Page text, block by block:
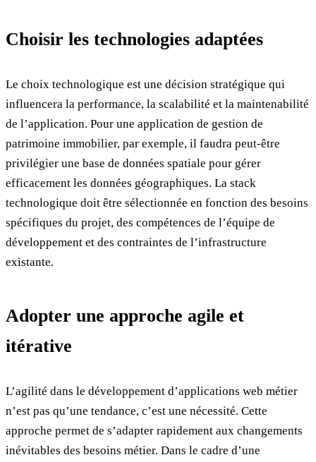
Choisir les technologies adaptées
Le choix technologique est une décision stratégique qui
influencera la performance, la scalabilité et la maintenabilité
de l’application. Pour une application de gestion de
patrimoine immobilier, par exemple, il faudra peut-être
privilégier une base de données spatiale pour gérer
efficacement les données géographiques. La stack
technologique doit être sélectionnée en fonction des besoins
spécifiques du projet, des compétences de l’équipe de
développement et des contraintes de l’infrastructure
existante.
Adopter une approche agile et
itérative
L’agilité dans le développement d’applications web métier
n’est pas qu’une tendance, c’est une nécessité. Cette
approche permet de s’adapter rapidement aux changements
inévitables des besoins métier. Dans le cadre d’une